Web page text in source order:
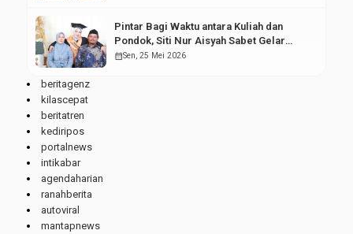
Pintar Bagi Waktu antara Kuliah dan
Pondok, Siti Nur Aisyah Sabet Gelar
Wisudawan Terbaik
calendar_monthSen, 25 Mei 2026
beritagenz
kilascepat
beritatren
kediripos
portalnews
intikabar
agendaharian
ranahberita
autoviral
mantapnews